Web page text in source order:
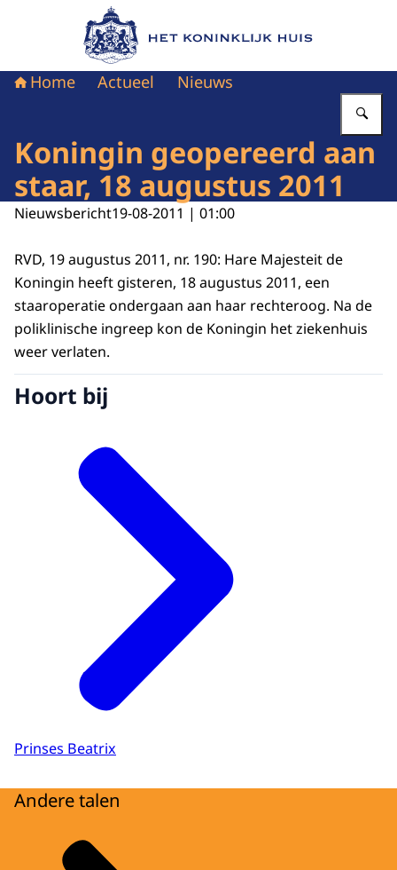
Naar de homepage van Het Koninklijk Huis
Home Actueel Nieuws
Koningin geopereerd aan
staar, 18 augustus 2011
Nieuwsbericht19-08-2011 | 01:00
RVD, 19 augustus 2011, nr. 190: Hare Majesteit de
Koningin heeft gisteren, 18 augustus 2011, een
staaroperatie ondergaan aan haar rechteroog. Na de
poliklinische ingreep kon de Koningin het ziekenhuis
weer verlaten.
Hoort bij
Prinses Beatrix
Andere talen